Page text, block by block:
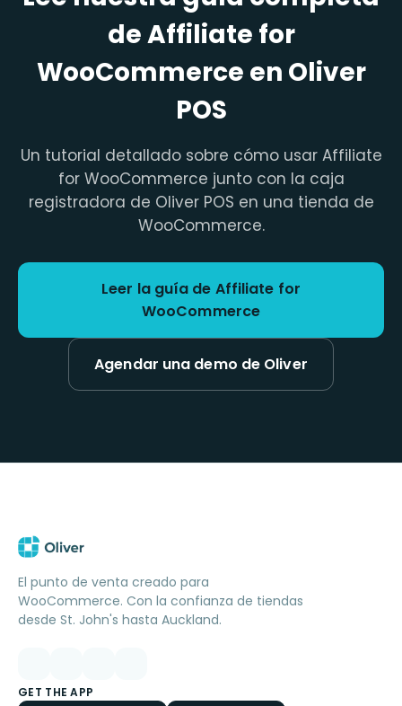
de Affiliate for
WooCommerce en Oliver
POS
Un tutorial detallado sobre cómo usar Affiliate
for WooCommerce junto con la caja
registradora de Oliver POS en una tienda de
WooCommerce.
Leer la guía de Affiliate for
WooCommerce
Agendar una demo de Oliver
El punto de venta creado para
WooCommerce. Con la confianza de tiendas
desde St. John's hasta Auckland.
GET THE APP